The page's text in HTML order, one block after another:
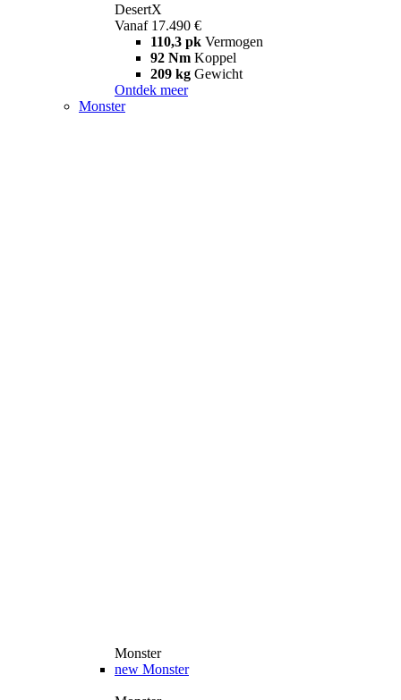
DesertX
Vanaf 17.490 €
110,3 pk Vermogen
92 Nm Koppel
209 kg Gewicht
Ontdek meer
Monster
Monster
new Monster